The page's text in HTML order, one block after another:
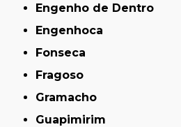
Engenho de Dentro
Engenhoca
Fonseca
Fragoso
Gramacho
Guapimirim